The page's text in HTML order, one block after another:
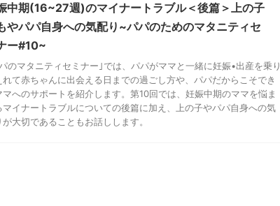
中期(16~27週)のマイナートラブル＜後篇＞上の子
やパパ自身への気配り~パパのためのマタニティセ
ー#10~
のマタニティセミナー｣では、パパがママと一緒に妊娠•出産を乗り
れて赤ちゃんに出会える日までの過ごし方や、パパだからこそでき
マへのサポートを紹介します。第10回では、妊娠中期のママを悩ま
マイナートラブルについての後篇に加え、上の子やパパ自身への気
が大切であることもお話しします。